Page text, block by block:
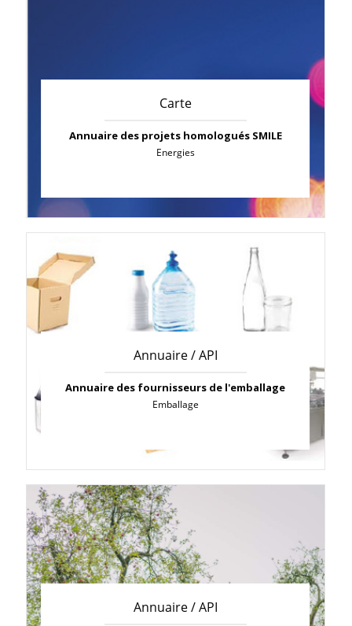
Carte
Annuaire des projets homologués SMILE
Energies
Annuaire / API
Annuaire des fournisseurs de l'emballage
Emballage
Annuaire / API